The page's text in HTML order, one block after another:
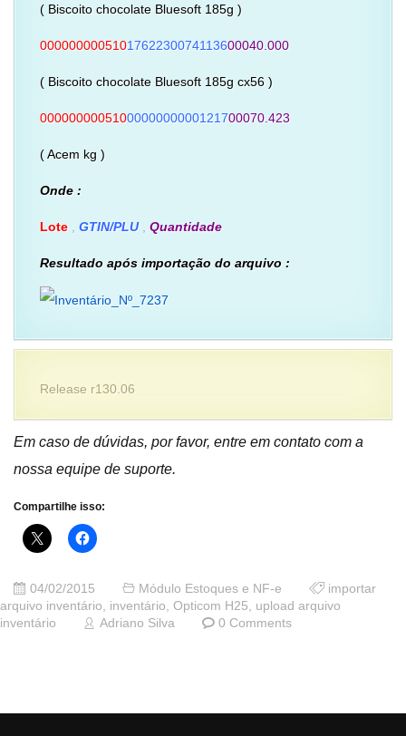
( Biscoito chocolate Bluesoft 185g )
0000000005101762230074113600040.000
( Biscoito chocolate Bluesoft 185g cx56 )
0000000005100000000000121700070.423
( Acem kg )
Onde :
Lote GTIN/PLU, Quantidade
Resultado após importação do arquivo :
Release r130.06
Em caso de dúvidas, por favor, entre em contato com a
nossa equipe de suporte.
Compartilhe isso:
04/02/2015 Módulo Estoques e NF-e
importar
arquivo inventário, inventário, Opticom H25, upload arquivo
inventário
Adriano Silva 0 Comments